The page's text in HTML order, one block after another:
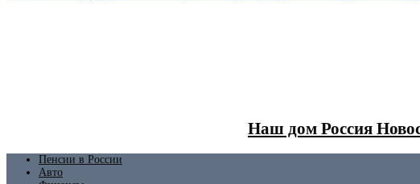
Наш дом Россия
Пенсии в России
Авто